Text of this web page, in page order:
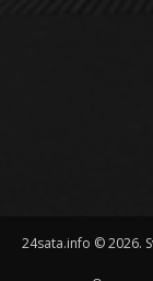
24sata.info © 2026.